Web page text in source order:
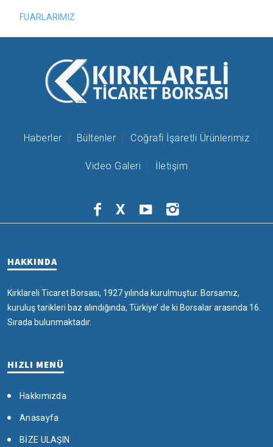
FUARLARIMIZ
Haberler Bültenler Coğrafi İşaretli Ürünlerimiz
Video Galeri İletişim
X
HAKKINDA
Kırklareli Ticaret Borsası, 1927 yılında kurulmuştur. Borsamız,
kuruluş tarikleri baz alındığında, Türkiye’ de ki Borsalar arasında 16.
Sırada bulunmaktadır.
HIZLI MENÜ
Hakkımızda
Anasayfa
BİZE ULAŞIN